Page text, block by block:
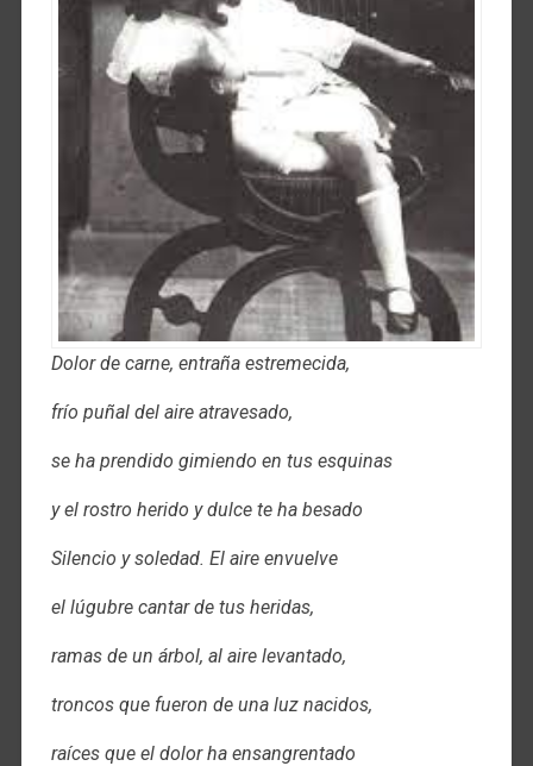
Dolor de carne, entraña estremecida,
frío puñal del aire atravesado,
se ha prendido gimiendo en tus esquinas
y el rostro herido y dulce te ha besado
Silencio y soledad. El aire envuelve
el lúgubre cantar de tus heridas,
ramas de un árbol, al aire levantado,
troncos que fueron de una luz nacidos,
raíces que el dolor ha ensangrentado